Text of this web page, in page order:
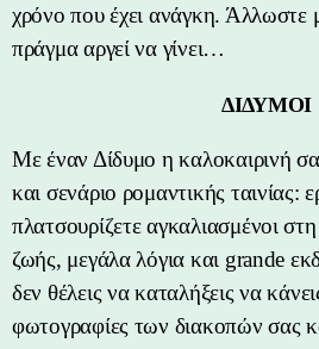
χρόνο που έχει ανάγκη. Άλλωστε
πράγμα αργεί να γίνει…
ΔΙΔΥΜΟΙ
Με έναν Δίδυμο η καλοκαιρινή
και σενάριο ρομαντικής
πλατσουρίζετε αγκαλιασμένοι
ζωής, μεγάλα λόγια και grande
δεν θέλεις να καταλήξεις να
φωτογραφίες των διακοπών σας